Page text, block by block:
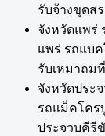
รับจ้างขุดส
จังหวัดแพร่
แพร่ รถแบค
รับเหมาถม
จังหวัดประ
รถแม็คโคร
ประจวบคีรี